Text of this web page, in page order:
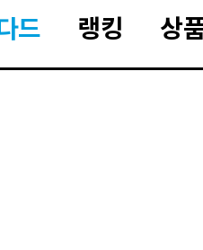
드 랭킹 상